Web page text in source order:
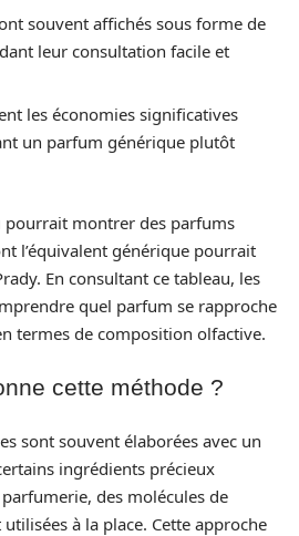
souvent affichés sous forme de
leur consultation facile et
les économies significatives
un parfum générique plutôt
pourrait montrer des parfums
l’équivalent générique pourrait
En consultant ce tableau, les
quel parfum se rapproche
termes de composition olfactive.
cette méthode ?
sont souvent élaborées avec un
ingrédients précieux
des molécules de
à la place. Cette approche